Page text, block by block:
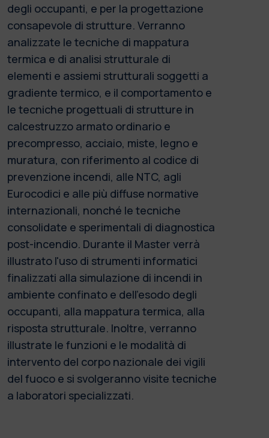
degli occupanti, e per la progettazione
consapevole di strutture. Verranno
analizzate le tecniche di mappatura
termica e di analisi strutturale di
elementi e assiemi strutturali soggetti a
gradiente termico, e il comportamento e
le tecniche progettuali di strutture in
calcestruzzo armato ordinario e
precompresso, acciaio, miste, legno e
muratura, con riferimento al codice di
prevenzione incendi, alle NTC, agli
Eurocodici e alle più diffuse normative
internazionali, nonché le tecniche
consolidate e sperimentali di diagnostica
post-incendio. Durante il Master verrà
illustrato l'uso di strumenti informatici
finalizzati alla simulazione di incendi in
ambiente confinato e dell'esodo degli
occupanti, alla mappatura termica, alla
risposta strutturale. Inoltre, verranno
illustrate le funzioni e le modalità di
intervento del corpo nazionale dei vigili
del fuoco e si svolgeranno visite tecniche
a laboratori specializzati.